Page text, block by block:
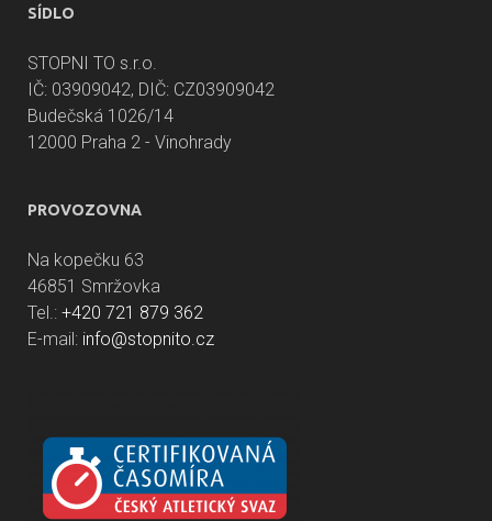
SÍDLO
STOPNI TO s.r.o.
IČ: 03909042, DIČ: CZ03909042
Budečská 1026/14
12000 Praha 2 - Vinohrady
PROVOZOVNA
Na kopečku 63
46851 Smržovka
Tel.: +420 721 879 362
E-mail: info@stopnito.cz